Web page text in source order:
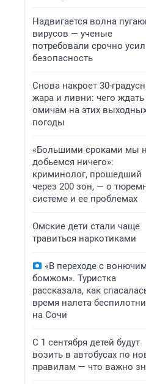
Надвигается волна
вирусов — ученые
потребовали срочно
безопасность
Снова накроет 30-
жара и ливни: чего ждать
омичам на этих
погоды
«Большими сроками мы
добьемся ничего»:
криминолог, прошедший
через 200 зон, — о
системе и ее проблемах
Омские дети стали чаще
травиться наркотиками
«В переходе с вонючим
бомжом». Туристка
рассказала, как
время налета
на Сочи
С 1 сентября детей будут
возить в автобусах по
правилам — что важно